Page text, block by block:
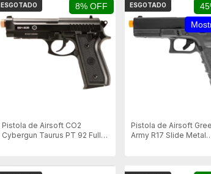
8% OFF
ESGOTADO
Pistola de Airsoft CO2
Cybergun Taurus PT 92 Full
ESGOTADO
Pistola de Airsoft
Army R17 Slide Metal